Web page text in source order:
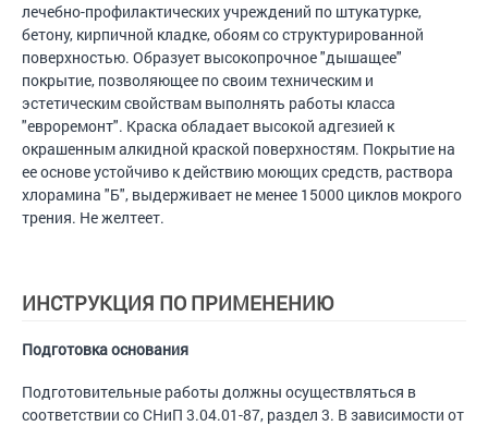
лечебно-профилактических учреждений по штукатурке,
бетону, кирпичной кладке, обоям со структурированной
поверхностью. Образует высокопрочное "дышащее"
покрытие, позволяющее по своим техническим и
эстетическим свойствам выполнять работы класса
"евроремонт". Краска обладает высокой адгезией к
окрашенным алкидной краской поверхностям. Покрытие на
ее основе устойчиво к действию моющих средств, раствора
хлорамина "Б", выдерживает не менее 15000 циклов мокрого
трения. Не желтеет.
ИНСТРУКЦИЯ ПО ПРИМЕНЕНИЮ
Подготовка основания
Подготовительные работы должны осуществляться в
соответствии со СНиП 3.04.01-87, раздел 3. В зависимости от